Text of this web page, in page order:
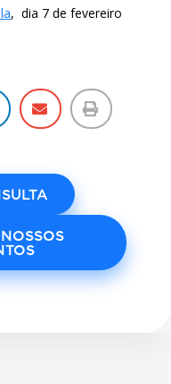
, dia 7 de fevereiro